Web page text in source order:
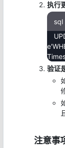
执行
sql
验证
注意事